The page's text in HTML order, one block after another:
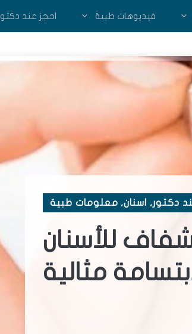
فيديوهات طبية احجز عند
دكتور, اسنان, معلومات طبية
للأسنان
مثالية